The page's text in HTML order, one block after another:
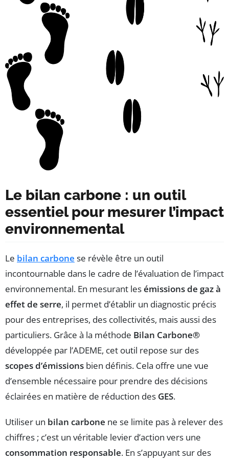
Le bilan carbone : un outil
essentiel pour mesurer l’impact
environnemental
Le bilan carbone se révèle être un outil
incontournable dans le cadre de l’évaluation de l’impact
environnemental. En mesurant lesémissions de gaz à
effet de serre, il permet d’établir un diagnostic précis
pour des entreprises, des collectivités, mais aussi des
particuliers. Grâce à la méthode Bilan Carbone®
développée par l’ADEME, cet outil repose sur des
scopes d’émissions bien définis. Cela offre une vue
d’ensemble nécessaire pour prendre des décisions
éclairées en matière de réduction des GES.
Utiliser un bilan carbone ne se limite pas à relever des
chiffres ; c’est un véritable levier d’action vers une
consommation responsable. En s’appuyant sur des